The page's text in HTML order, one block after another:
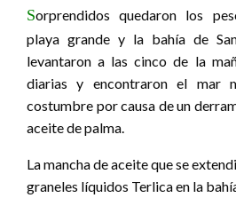
Sorprendidos quedaron los
playa grande y la bahía de
levantaron a las cinco de la
diarias y encontraron el mar
costumbre por causa de un
aceite de palma.
La mancha de aceite que se
graneles líquidos Terlica en la